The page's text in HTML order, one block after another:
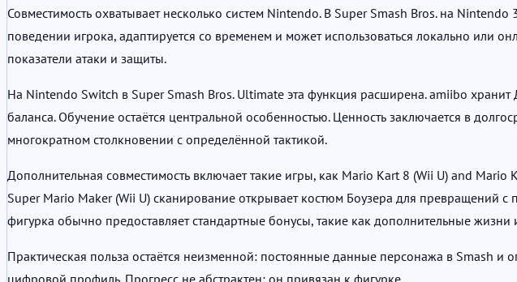
Совместимость охватывает несколько систем Nintendo. В Super Smash Bros. на
поведении игрока, адаптируется со временем и может использоваться локально или
показатели атаки и защиты.
На Nintendo Switch в Super Smash Bros. Ultimate эта функция расширена. amiibo
баланса. Обучение остаётся центральной особенностью. Ценность заключается в
многократном столкновении с определённой тактикой.
Дополнительная совместимость включает такие игры, как Mario Kart 8 (Wii U) and
Super Mario Maker (Wii U) сканирование открывает костюм Боузера для превращений
фигурка обычно предоставляет стандартные бонусы, такие как дополнительные жизни
Практическая польза остаётся неизменной: постоянные данные персонажа в Smash
цифровой профиль. Прогресс не абстрактен; он привязан к фигурке.